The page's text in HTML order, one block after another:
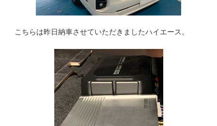
こちらは昨日納車させていただきましたハイエース。